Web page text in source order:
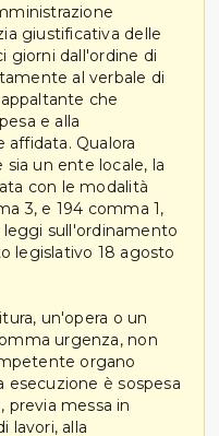
giustificativa delle
giorni dall'ordine di
al verbale di
che
e alla
affidata. Qualora
un ente locale, la
con le modalità
3, e 194 comma 1,
sull'ordinamento
legislativo 18 agosto
un'opera o un
urgenza, non
organo
esecuzione è sospesa
messa in
lavori, alla